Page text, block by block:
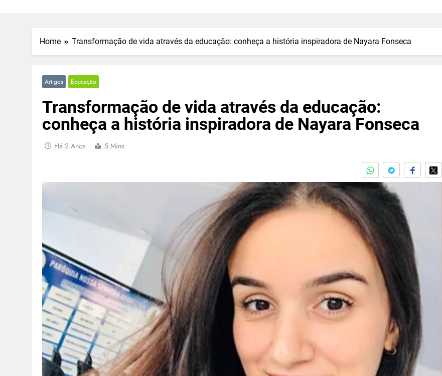
Home Transformação de vida através da educação: conheça a história inspiradora de Nayara Fonseca
Artigos Educação
Transformação de vida através da educação:
conheça a história inspiradora de Nayara Fonseca
Há 2 Anos 5 Mins